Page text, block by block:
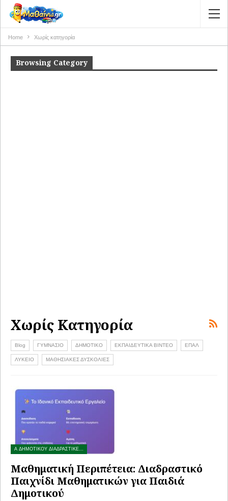
Home Χωρίς κατηγορία
Browsing Category
Χωρίς Κατηγορία
Blog ΓΥΜΝΑΣΙΟ ΔΗΜΟΤΙΚΟ ΕΚΠΑΙΔΕΥΤΙΚΑ ΒΙΝΤΕΟ ΕΠΑΛ
ΛΥΚΕΙΟ ΜΑΘΗΣΙΑΚΕΣ ΔΥΣΚΟΛΙΕΣ
Α ΔΗΜΟΤΙΚΟΥ ΔΙΑΔΡΑΣΤΙΚΕΣ ΑΣΚΗΣΕΙΣ
Μαθηματική Περιπέτεια: Διαδραστικό
Παιχνίδι Μαθηματικών για Παιδιά
Δημοτικού